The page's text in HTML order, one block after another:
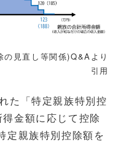
見直し等関係)Q&Aより
引用
た「特定親族特別控
金額に応じて控除
定親族特別控除額を